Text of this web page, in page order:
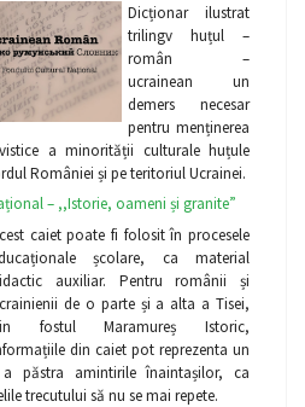
Dicționar ilustrat
trilingv huțul –
român –
ucrainean un
demers necesar
pentru menținerea
a minorității culturale huțule
României și pe teritoriul Ucrainei.
– ,,Istorie, oameni și granite”
caiet poate fi folosit în procesele
școlare, ca material
auxiliar. Pentru românii și
de o parte și a alta a Tisei,
fostul Maramureș Istoric,
din caiet pot reprezenta un
păstra amintirile înaintașilor, ca
trecutului să nu se mai repete.